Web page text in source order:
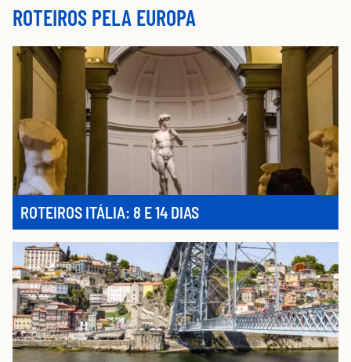
ROTEIROS PELA EUROPA
ROTEIROS ITÁLIA: 8 E 14 DIAS